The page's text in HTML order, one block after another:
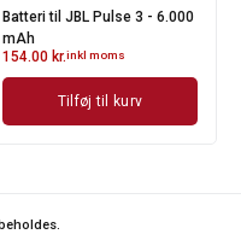
Batteri til JBL Pulse 3 - 6.000
mAh
154.00 kr.inkl moms
Tilføj til kurv